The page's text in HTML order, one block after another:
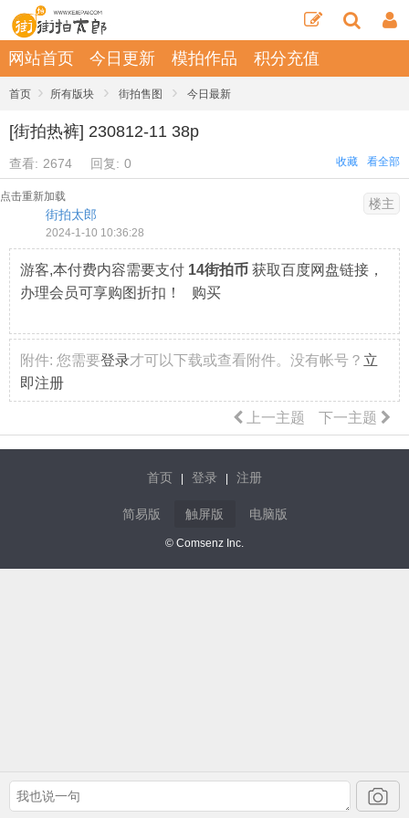
网站首页 今日更新 模拍作品 积分充值
首页 › 所有版块 › 街拍售图 › 今日最新
[街拍热裤] 230812-11 38p
查看: 2674 回复: 0 看全部
收藏
点击重新加载
街拍太郎
2024-1-10 10:36:28
楼主
游客,本付费内容需要支付 14街拍币 获取百度网盘链接，
办理会员可享购图折扣！ 购买
附件: 您需要登录才可以下载或查看附件。没有帐号？ 立
即注册
下一主题
上一主题
首页 登录 注册
简易版 触屏版 电脑版
© Comsenz Inc.